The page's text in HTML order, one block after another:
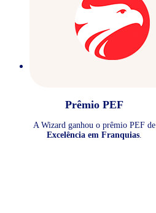
Prêmio PEF
A Wizard ganhou o prêmio PEF de
Excelência em Franquias.